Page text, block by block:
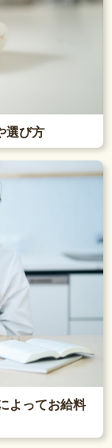
選び方
よってお給料